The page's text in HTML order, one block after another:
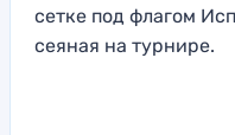
сетке под флагом
сеяная на турнире.